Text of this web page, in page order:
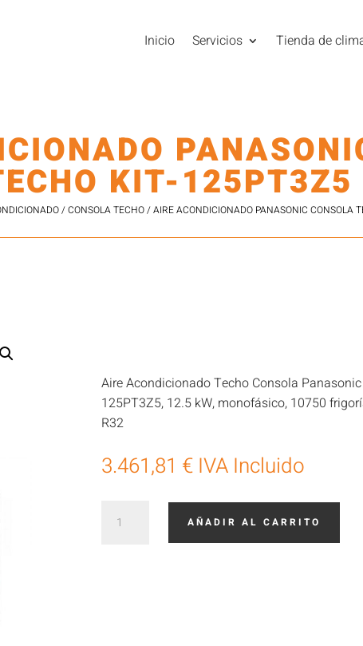
Inicio Servicios Tienda de
KIT-125PT3Z5
/CONSOLA TECHO/ AIRE ACONDICIONADO PANASONIC CONSOLA
Aire Acondicionado Techo Consola
125PT3Z5, 12.5 kW, monofásico, 10750
R32
3.461,81 € IVA Incluido
AcondicionadoAÑADIR AL CARRITO